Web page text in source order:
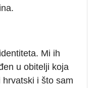
Mi ih
u obitelji koja
i što sam